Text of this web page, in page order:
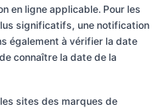
en ligne applicable. Pour les
significatifs, une notification
également à vérifier la date
connaître la date de la
sites des marques de